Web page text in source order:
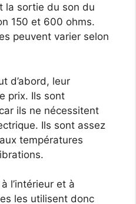
la sortie du son du
150 et 600 ohms.
peuvent varier selon
d’abord, leur
prix. Ils sont
ils ne nécessitent
Ils sont assez
températures
l’intérieur et à
les utilisent donc